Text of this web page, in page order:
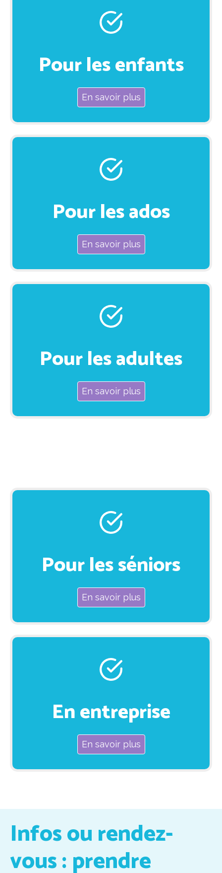
Pour les enfants
En savoir plus
Pour les ados
En savoir plus
Pour les adultes
En savoir plus
Pour les séniors
En savoir plus
En entreprise
En savoir plus
Infos ou rendez-
vous : prendre